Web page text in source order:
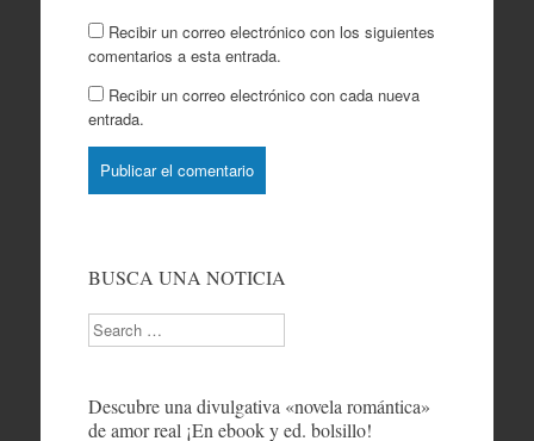
Recibir un correo electrónico con los siguientes
comentarios a esta entrada.
Recibir un correo electrónico con cada nueva
entrada.
BUSCA UNA NOTICIA
Search
Descubre una divulgativa «novela romántica»
de amor real ¡En ebook y ed. bolsillo!